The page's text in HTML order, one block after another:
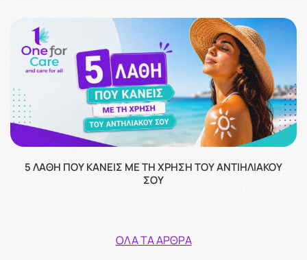
5 ΛΆΘΗ ΠΟΥ ΚΆΝΕΙΣ ΜΕ ΤΗ ΧΡΉΣΗ ΤΟΥ ΑΝΤΙΗΛΙΑΚΟΎ
ΣΟΥ
ΌΛΑ ΤΑ ΆΡΘΡΑ